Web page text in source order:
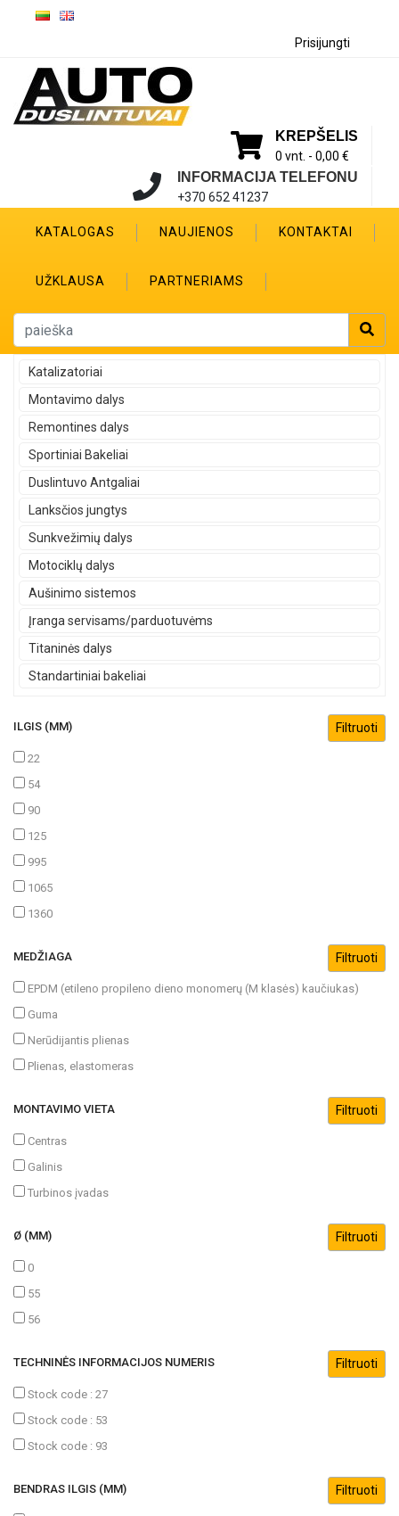
Prisijungti
KREPŠELIS
0 vnt. - 0,00 €
INFORMACIJA TELEFONU
+370 652 41237
KATALOGAS NAUJIENOS KONTAKTAI
UŽKLAUSA PARTNERIAMS
Katalizatoriai
Montavimo dalys
Remontines dalys
Sportiniai Bakeliai
Duslintuvo Antgaliai
Lanksčios jungtys
Sunkvežimių dalys
Motociklų dalys
Aušinimo sistemos
Įranga servisams/parduotuvėms
Titaninės dalys
Standartiniai bakeliai
ILGIS (MM)
22
54
90
125
995
1065
1360
MEDŽIAGA
EPDM (etileno propileno dieno monomerų (M klasės) kaučiukas)
Guma
Nerūdijantis plienas
Plienas, elastomeras
MONTAVIMO VIETA
Centras
Galinis
Turbinos įvadas
Ø (MM)
0
55
56
TECHNINĖS INFORMACIJOS NUMERIS
Stock code : 27
Stock code : 53
Stock code : 93
BENDRAS ILGIS (MM)